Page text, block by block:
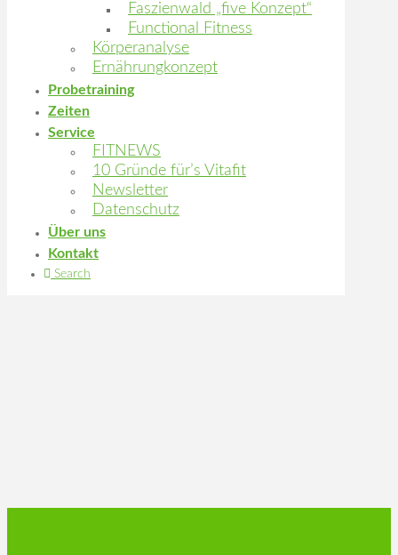
Faszienwald „five Konzept“
Functional Fitness
Körperanalyse
Ernährungkonzept
Probetraining
Zeiten
Service
FITNEWS
10 Gründe für’s Vitafit
Newsletter
Datenschutz
Über uns
Kontakt
Search